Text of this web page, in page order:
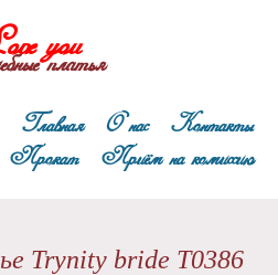
you
платья
Контакты
О нас
Главная
Приём на комиссию
Прокат
Trynity bride T0386